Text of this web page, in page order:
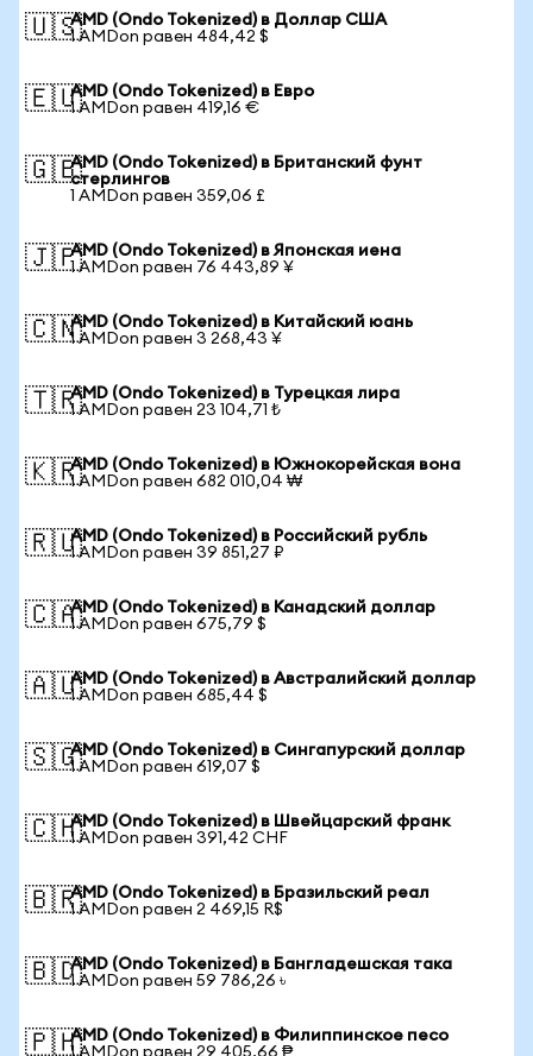
🇺🇸AMD (Ondo Tokenized) в Доллар США
1 AMDon равен 484,42 $
🇪🇺AMD (Ondo Tokenized) в Евро
1 AMDon равен 419,16 €
🇬🇧AMD (Ondo Tokenized) в Британский фунт
стерлингов
1 AMDon равен 359,06 £
🇯🇵AMD (Ondo Tokenized) в Японская иена
1 AMDon равен 76 443,89 ¥
🇨🇳AMD (Ondo Tokenized) в Китайский юань
1 AMDon равен 3 268,43 ¥
🇹🇷AMD (Ondo Tokenized) в Турецкая лира
1 AMDon равен 23 104,71 ₺
🇰🇷AMD (Ondo Tokenized) в Южнокорейская вона
1 AMDon равен 682 010,04 ₩
🇷🇺AMD (Ondo Tokenized) в Российский рубль
1 AMDon равен 39 851,27 ₽
🇨🇦AMD (Ondo Tokenized) в Канадский доллар
1 AMDon равен 675,79 $
🇦🇺AMD (Ondo Tokenized) в Австралийский доллар
1 AMDon равен 685,44 $
🇸🇬AMD (Ondo Tokenized) в Сингапурский доллар
1 AMDon равен 619,07 $
🇨🇭AMD (Ondo Tokenized) в Швейцарский франк
1 AMDon равен 391,42 CHF
🇧🇷AMD (Ondo Tokenized) в Бразильский реал
1 AMDon равен 2 469,15 R$
🇧🇩AMD (Ondo Tokenized) в Бангладешская така
1 AMDon равен 59 786,26 ৳
🇵🇭AMD (Ondo Tokenized) в Филиппинское песо
1 AMDon равен 29 405,66 ₱